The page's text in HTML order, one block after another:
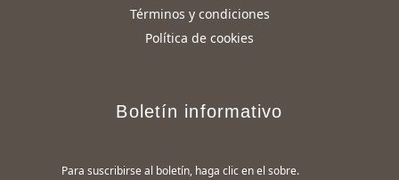
Términos y condiciones
Política de cookies
Boletín informativo
Para suscribirse al boletín, haga clic en el sobre.